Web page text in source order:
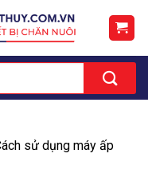
sử dụng máy ấp